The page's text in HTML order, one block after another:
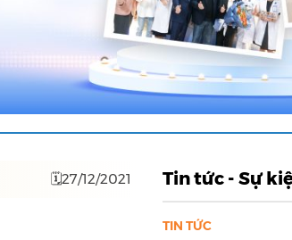
🗓27/12/2021 Tin tức - Sự
TIN TỨC